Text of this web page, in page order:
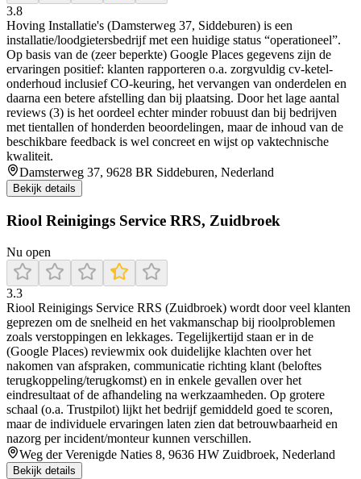
3.8
Hoving Installatie's (Damsterweg 37, Siddeburen) is een
installatie/loodgietersbedrijf met een huidige status “operationeel”.
Op basis van de (zeer beperkte) Google Places gegevens zijn de
ervaringen positief: klanten rapporteren o.a. zorgvuldig cv-ketel-
onderhoud inclusief CO-keuring, het vervangen van onderdelen en
daarna een betere afstelling dan bij plaatsing. Door het lage aantal
reviews (3) is het oordeel echter minder robuust dan bij bedrijven
met tientallen of honderden beoordelingen, maar de inhoud van de
beschikbare feedback is wel concreet en wijst op vaktechnische
kwaliteit.
Damsterweg 37, 9628 BR Siddeburen, Nederland
Bekijk details
Riool Reinigings Service RRS, Zuidbroek
Nu open
3.3
Riool Reinigings Service RRS (Zuidbroek) wordt door veel klanten
geprezen om de snelheid en het vakmanschap bij rioolproblemen
zoals verstoppingen en lekkages. Tegelijkertijd staan er in de
(Google Places) reviewmix ook duidelijke klachten over het
nakomen van afspraken, communicatie richting klant (beloftes
terugkoppeling/terugkomst) en in enkele gevallen over het
eindresultaat of de afhandeling na werkzaamheden. Op grotere
schaal (o.a. Trustpilot) lijkt het bedrijf gemiddeld goed te scoren,
maar de individuele ervaringen laten zien dat betrouwbaarheid en
nazorg per incident/monteur kunnen verschillen.
Weg der Verenigde Naties 8, 9636 HW Zuidbroek, Nederland
Bekijk details